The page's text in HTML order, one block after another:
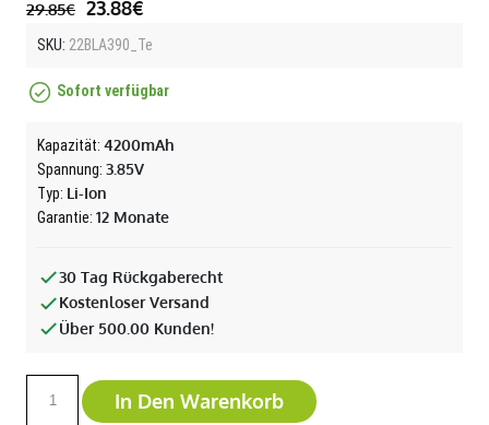
29.85€ 23.88€
SKU: 22BLA390_Te
Sofort verfügbar
Kapazität: 4200mAh
Spannung: 3.85V
Typ: Li-Ion
Garantie: 12 Monate
30 Tag Rückgaberecht
Kostenloser Versand
Über 500.00 Kunden!
In Den Warenkorb